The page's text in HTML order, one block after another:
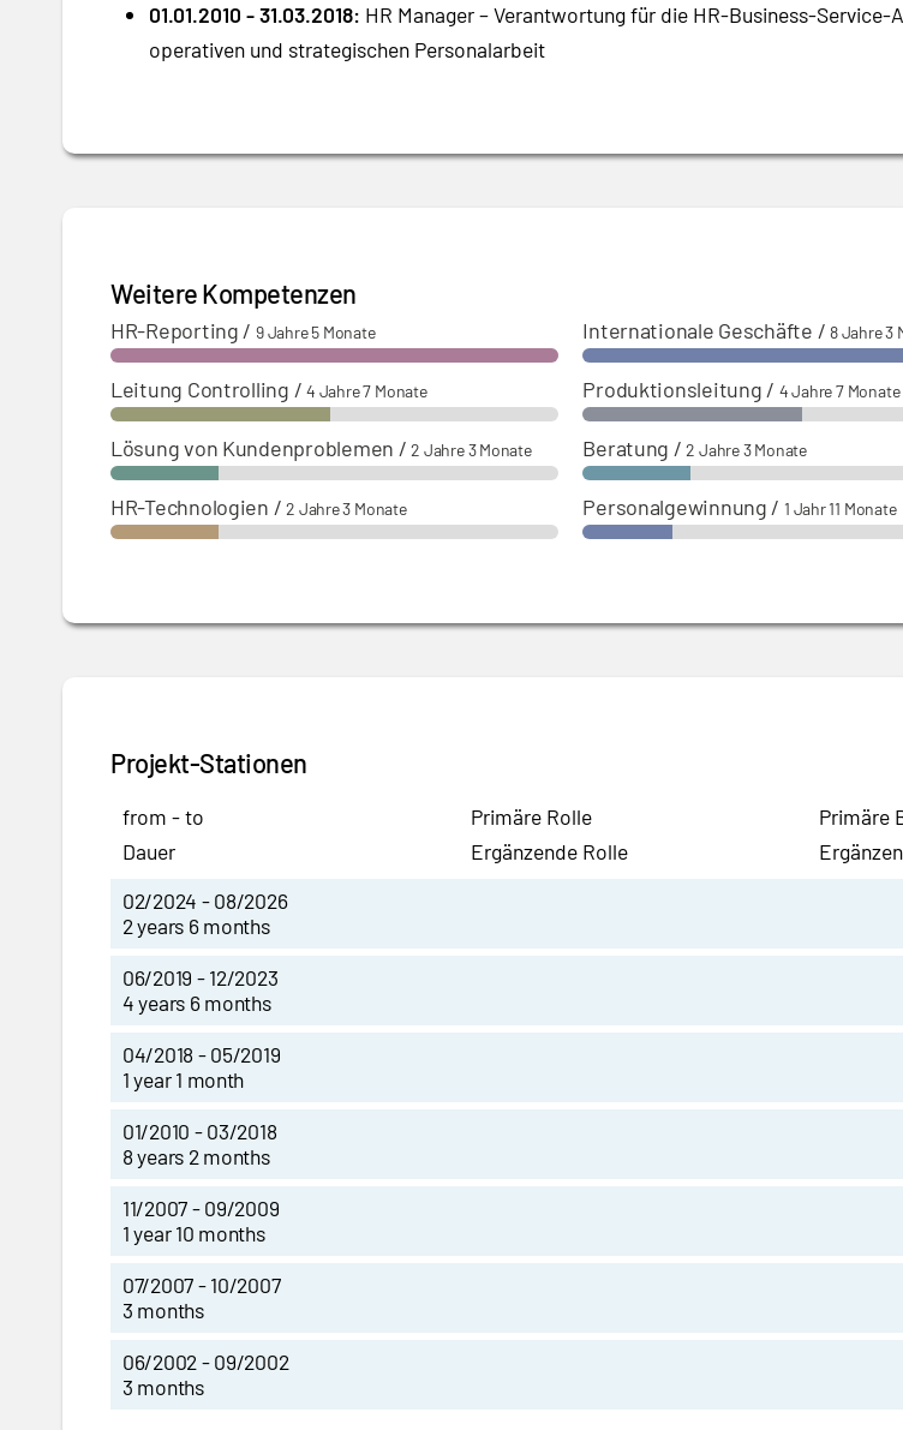
01.01.2010 - 31.03.2018: HR Manager – Verantwortung für die HR-Business-
operativen und strategischen Personalarbeit
Weitere Kompetenzen
HR-Reporting/ 9 Jahre 5 Monate Internationale Geschäfte /8 Jahre 3
Leitung Controlling /4 Jahre 7 Monate Produktionsleitung/ 4 Jahre 7 Monate
Lösung von Kundenproblemen /2 Jahre 3 Monate Beratung /2 Jahre 3 Monate
HR-Technologien /2 Jahre 3 Monate Personalgewinnung/ 1 Jahr 11 Monate
Projekt-Stationen
from - to
Dauer
Primäre Rolle
Ergänzende Rolle
Primäre
02/2024 - 08/2026
2 years 6 months
06/2019 - 12/2023
4 years 6 months
04/2018 - 05/2019
1 year 1 month
01/2010 - 03/2018
8 years 2 months
11/2007 - 09/2009
1 year 10 months
07/2007 - 10/2007
3 months
06/2002 - 09/2002
3 months